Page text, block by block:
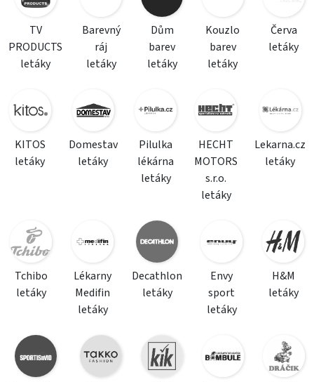
TV
PRODUCTS
letáky
Barevný
ráj
letáky
Dům
barev
letáky
Kouzlo
barev
letáky
Červa
letáky
KITOS
letáky
Domestav
letáky
Pilulka
lékárna
letáky
HECHT
MOTORS
s.r.o.
letáky
Lekarna.cz
letáky
Tchibo
letáky
Lékarny
Medifin
letáky
Decathlon
letáky
Envy
sport
letáky
H&M
letáky